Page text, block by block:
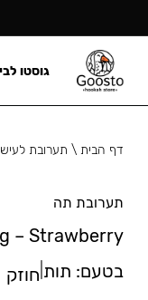
דף הבית\ תערובת
תערובת תה
– Strawberry
בטעם: תות חוזק
גוסטו